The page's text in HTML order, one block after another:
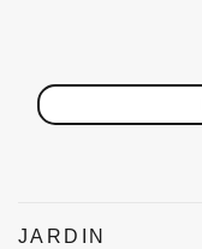
JARDIN